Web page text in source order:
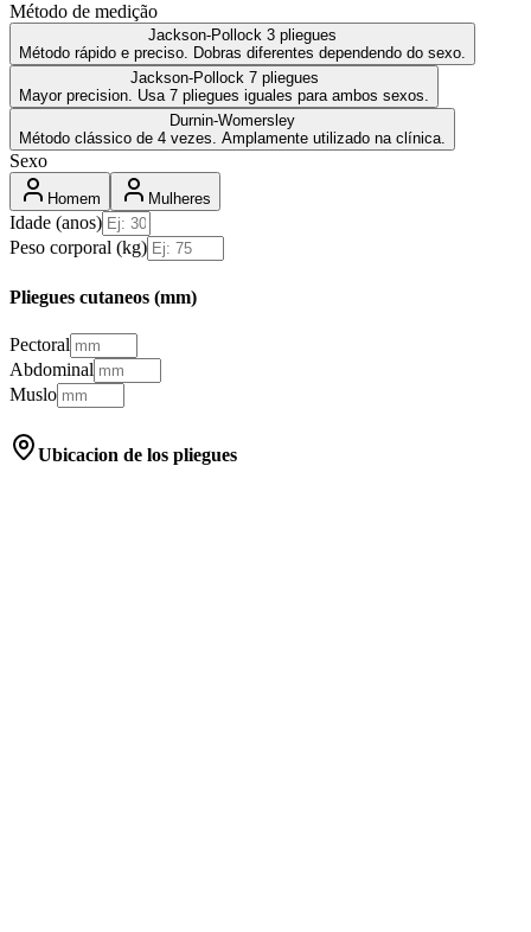
Método de medição
Jackson-Pollock 3 pliegues
Método rápido e preciso. Dobras diferentes dependendo do sexo.
Jackson-Pollock 7 pliegues
Mayor precision. Usa 7 pliegues iguales para ambos sexos.
Durnin-Womersley
Método clássico de 4 vezes. Amplamente utilizado na clínica.
Sexo
Homem Mulheres
Idade (anos)
Peso corporal (kg)
Pliegues cutaneos (mm)
Pectoral
Abdominal
Muslo
Ubicacion de los pliegues